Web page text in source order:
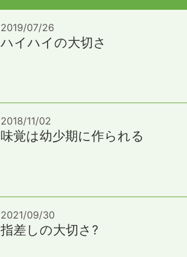
2019/07/26
ハイハイの大切さ
2018/11/02
味覚は幼少期に作られる
2021/09/30
指差しの大切さ?